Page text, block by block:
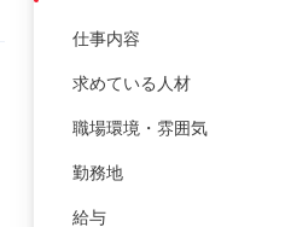
仕事内容
求めている人材
職場環境・雰囲気
勤務地
給与